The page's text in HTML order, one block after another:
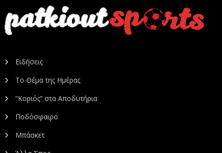
Ειδήσεις
Το Θέμα της Ημέρας
“Κοριός” στα Αποδυτήρια
Ποδόσφαιρο
Μπάσκετ